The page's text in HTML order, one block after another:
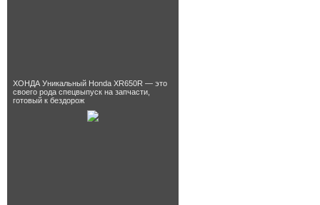
ХОНДА Уникальный Honda XR650R — это
своего рода спецвыпуск на запчасти,
готовый к бездорож